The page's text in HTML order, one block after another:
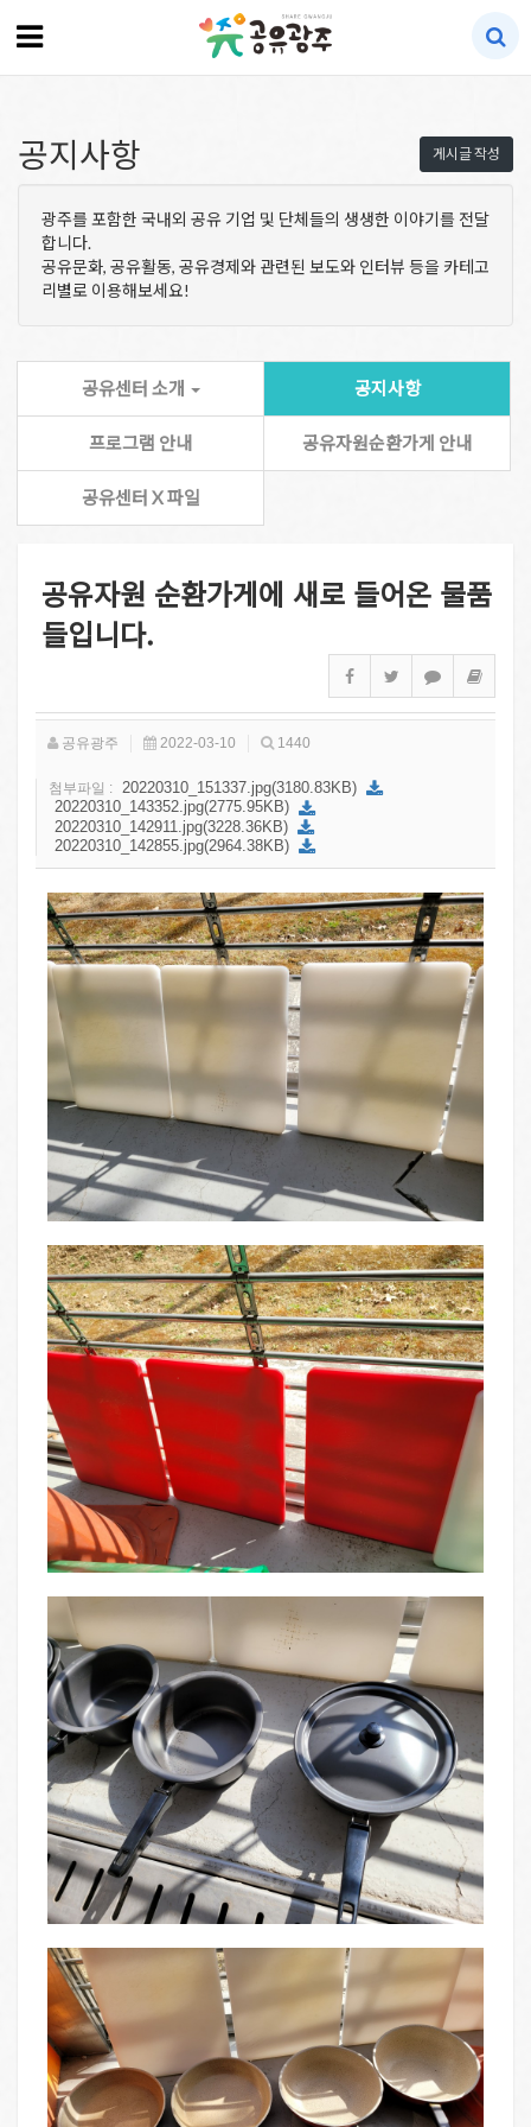
게시글 작성
공지사항
광주를 포함한 국내외 공유 기업 및 단체들의 생생한 이야기를 전달
합니다.
공유문화, 공유활동, 공유경제와 관련된 보도와 인터뷰 등을 카테고
리별로 이용해보세요!
공유센터 소개 공지사항
프로그램 안내 공유자원순환가게 안내
공유센터 X 파일
공유자원 순환가게에 새로 들어온 물품
들입니다.
공유광주 2022-03-10 1440
첨부파일 :
20220310_151337.jpg(3180.83KB)
20220310_143352.jpg(2775.95KB)
20220310_142911.jpg(3228.36KB)
20220310_142855.jpg(2964.38KB)